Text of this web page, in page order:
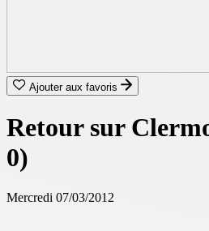
Ajouter aux favoris
Retour sur
0)
Mercredi 07/03/2012